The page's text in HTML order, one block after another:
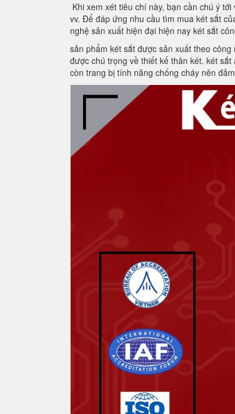
Khi xem xét tiêu chí này, bạn cần chú ý
vv. Để đáp ứng nhu cầu tìm mua két sắt
nghệ sản xuất hiện đại hiện nay két sắt
sản phẩm két sắt được sản xuất theo
được chú trọng về thiết kế thân két. két
còn trang bị tính năng chống cháy nên